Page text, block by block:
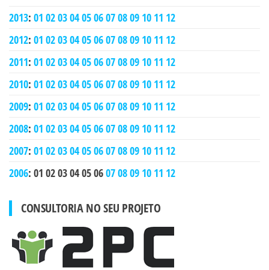
2013: 01 0203040506070809 10 11 12
2012: 01 0203040506070809 10 11 12
2011: 01 0203040506070809 10 11 12
2010: 01 0203040506070809 10 11 12
2009: 01 0203040506070809 10 11 12
2008: 01 0203040506070809 10 11 12
2007: 01 0203040506070809 10 11 12
2006: 01 0203040506070809 10 11 12
CONSULTORIA NO SEU PROJETO